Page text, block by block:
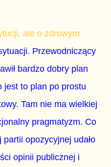
ale o zdrowym
Przewodniczący
bardzo dobry plan
jest to plan po prostu
Tam nie ma wielkiej
pragmatyzm. Co
opozycyjnej udało
opinii publicznej i